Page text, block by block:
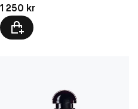
Pris: 1 250 kr
1 250 kr